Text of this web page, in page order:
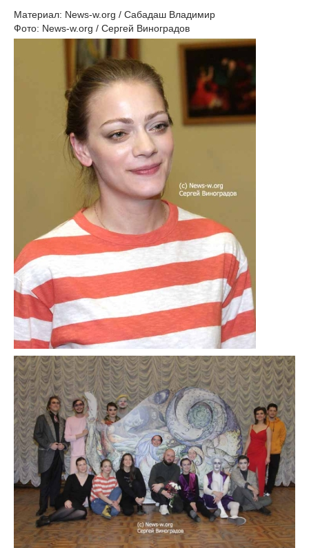
Материал: News-w.org / Сабадаш Владимир
Фото: News-w.org / Сергей Виноградов